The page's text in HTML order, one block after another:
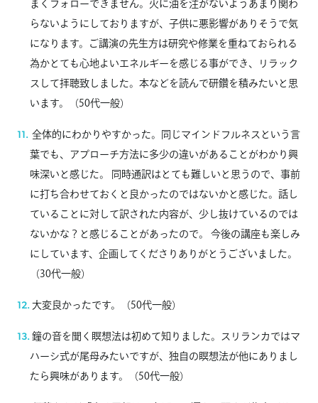
まくフォローできません。火に油を注がないようあまり関わ
らないようにしておりますが、子供に悪影響がありそうで気
になります。ご講演の先生方は研究や修業を重ねておられる
為かとても心地よいエネルギーを感じる事ができ、リラック
スして拝聴致しました。本などを読んで研鑽を積みたいと思
います。（50代一般）
全体的にわかりやすかった。同じマインドフルネスという言
葉でも、アプローチ方法に多少の違いがあることがわかり興
味深いと感じた。 同時通訳はとても難しいと思うので、事前
に打ち合わせておくと良かったのではないかと感じた。話し
ていることに対して訳された内容が、少し抜けているのでは
ないかな？と感じることがあったので。 今後の講座も楽しみ
にしています、企画してくださりありがとうございました。
（30代一般）
大変良かったです。（50代一般）
鐘の音を聞く瞑想法は初めて知りました。スリランカではマ
ハーシ式が尾母みたいですが、独自の瞑想法が他にありまし
たら興味があります。（50代一般）